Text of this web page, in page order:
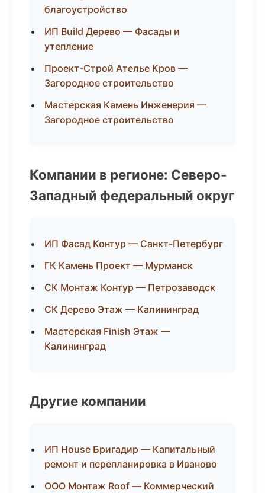
благоустройство
ИП Build Дерево — Фасады и
утепление
Проект-Строй Ателье Кров —
Загородное строительство
Мастерская Камень Инженерия —
Загородное строительство
Компании в регионе: Северо-
Западный федеральный округ
ИП Фасад Контур — Санкт-Петербург
ГК Камень Проект — Мурманск
СК Монтаж Контур — Петрозаводск
СК Дерево Этаж — Калининград
Мастерская Finish Этаж —
Калининград
Другие компании
ИП House Бригадир — Капитальный
ремонт и перепланировка в Иваново
ООО Монтаж Roof — Коммерческий